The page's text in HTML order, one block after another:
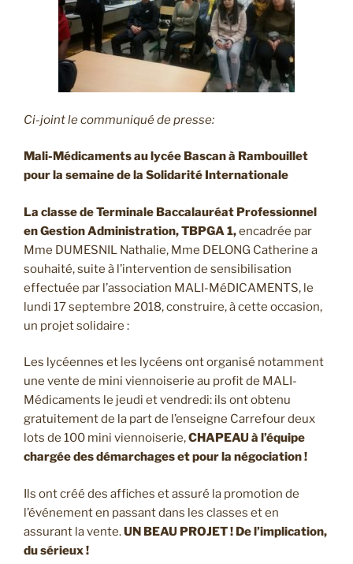
Ci-joint le communiqué de presse:
Mali-Médicaments au lycée Bascan à Rambouillet
pour la semaine de la Solidarité Internationale
La classe de Terminale Baccalauréat Professionnel
en Gestion Administration, TBPGA 1,encadrée par
Mme DUMESNIL Nathalie, Mme DELONG Catherine a
souhaité, suite à l’intervention de sensibilisation
effectuée par l’association MALI-MéDICAMENTS, le
lundi 17 septembre 2018, construire, à cette occasion,
un projet solidaire :
Les lycéennes et les lycéens ont organisé notamment
une vente de mini viennoiserie au profit de MALI-
Médicaments le jeudi et vendredi: ils ont obtenu
gratuitement de la part de l’enseigne Carrefour deux
lots de 100 mini viennoiserie,CHAPEAU à l’équipe
chargée des démarchages et pour la négociation !
Ils ont créé des affiches et assuré la promotion de
l’événement en passant dans les classes et en
assurant la vente.UN BEAU PROJET ! De l’implication,
du sérieux !